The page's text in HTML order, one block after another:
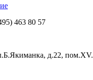
463 80 57
д.22, пом.XV.